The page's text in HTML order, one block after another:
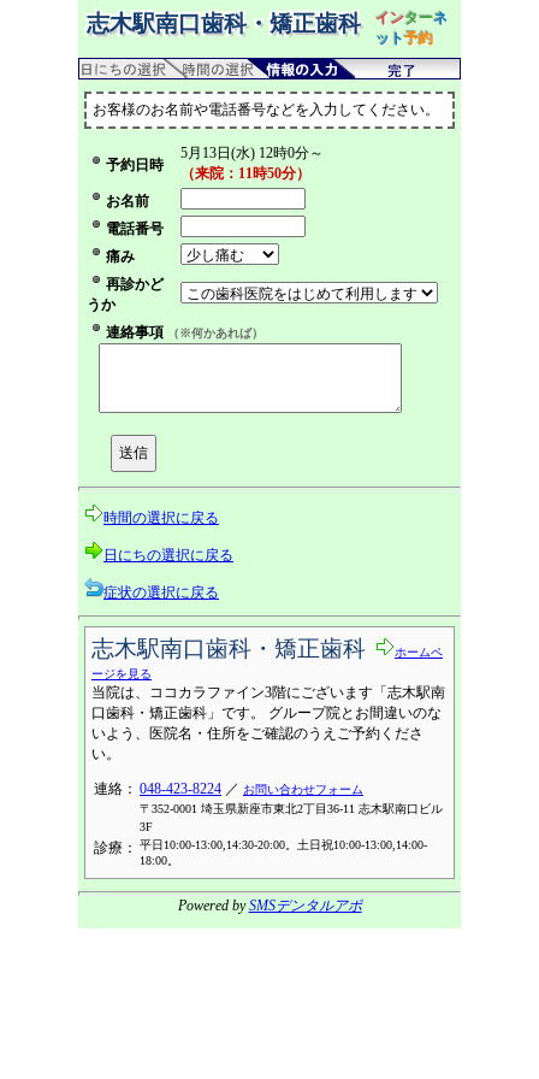
志木駅南口歯科・矯正歯科 インターネ
ット予約
お客様のお名前や電話番号などを入力してください。
予約日時
5月13日(水) 12時0分～
（来院：11時50分）
お名前
電話番号
痛み
再診かど
うか
連絡事項
（※何かあれば）
時間の選択に戻る
日にちの選択に戻る
症状の選択に戻る
志木駅南口歯科・矯正歯科
ホームペ
ージを見る
当院は、ココカラファイン3階にございます「志木駅南
口歯科・矯正歯科」です。 グループ院とお間違いのな
いよう、医院名・住所をご確認のうえご予約くださ
い。
連絡： 048-423-8224 ／ お問い合わせフォーム
〒352-0001 埼玉県新座市東北2丁目36-11 志木駅南口ビル
3F
診療：
平日10:00-13:00,14:30-20:00。土日祝10:00-13:00,14:00-
18:00。
Powered bySMSデンタルアポ